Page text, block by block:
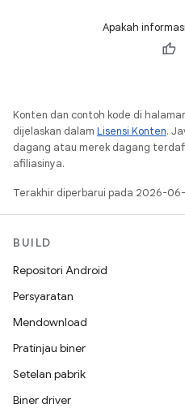
Apakah
Konten dan contoh kode di
dijelaskan dalam Lisensi Konten.
dagang atau merek dagang
afiliasinya.
Terakhir diperbarui pada 2026-
BUILD
Repositori Android
Persyaratan
Mendownload
Pratinjau biner
Setelan pabrik
Biner driver